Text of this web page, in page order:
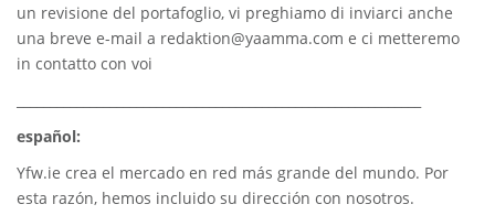
un revisione del portafoglio, vi preghiamo di inviarci anche
una breve e-mail a redaktion@yaamma.com e ci metteremo
in contatto con voi
español:
Yfw.ie crea el mercado en red más grande del mundo. Por
esta razón, hemos incluido su dirección con nosotros.